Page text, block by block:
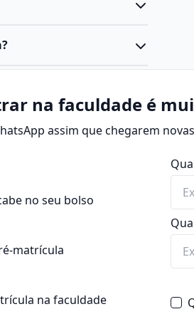
superior do tipo
conteúdos como:
rural
etc.)
com o objetivo de
meio ambiente.
de engenheiro
produção.
alimentar,
na faculdade é
assim que chegarem
no seu bolso
matrícula
na faculdade